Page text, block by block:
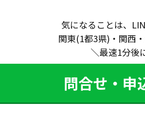
気になることは、
関東(1都3県)・関西
＼最速1分後
問合せ・申